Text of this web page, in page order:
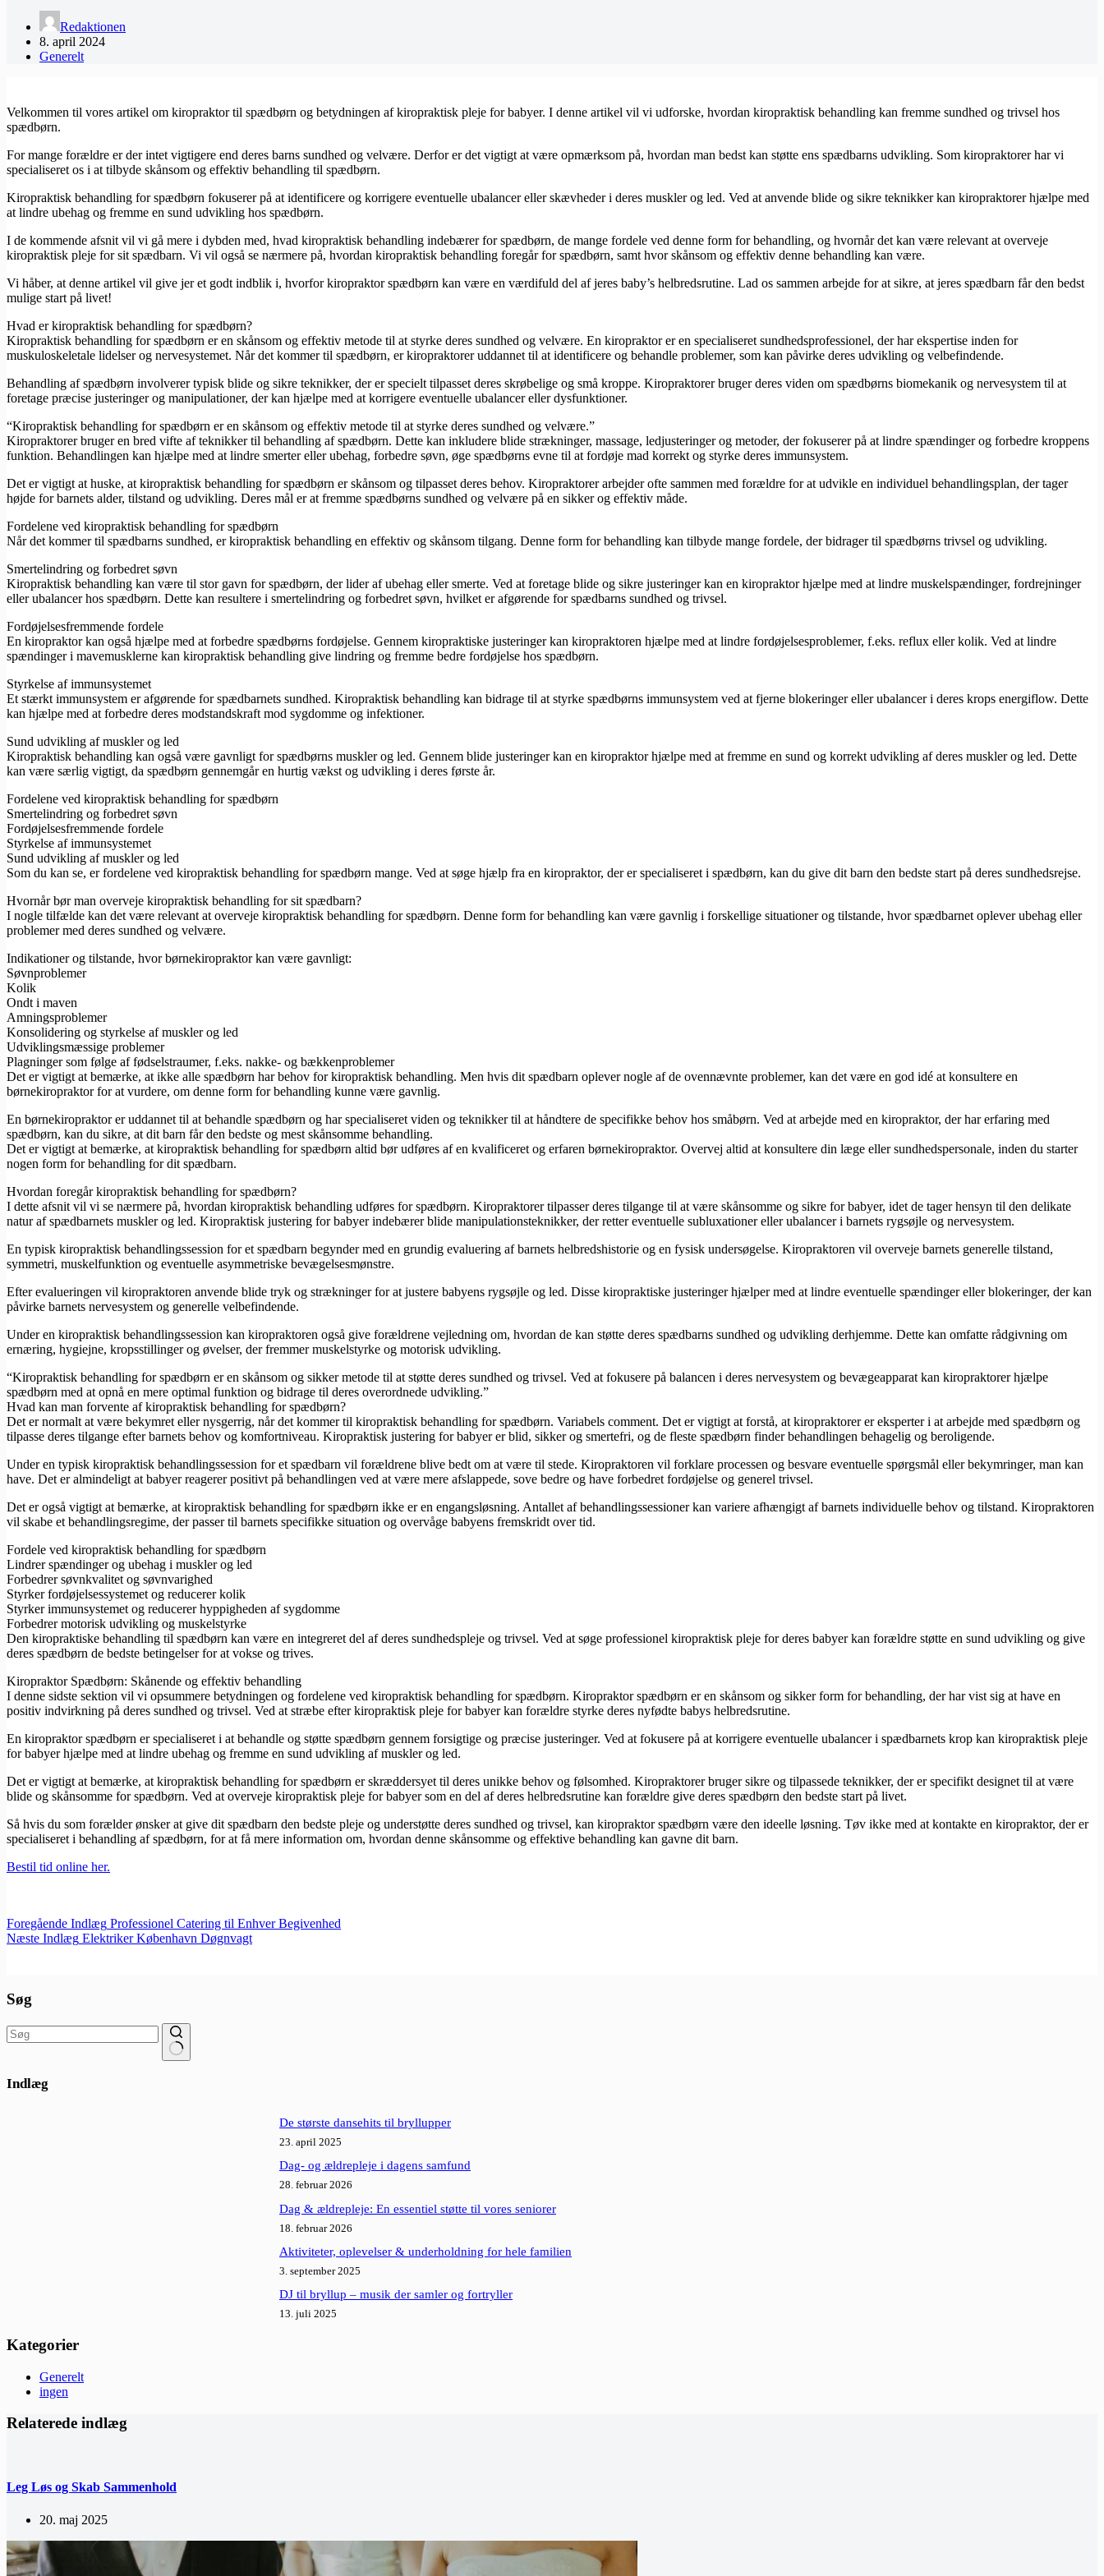
Redaktionen
8. april 2024
Generelt
Velkommen til vores artikel om kiropraktor til spædbørn og betydningen af kiropraktisk pleje for babyer. I denne artikel vil vi udforske, hvordan kiropraktisk behandling kan fremme sundhed og trivsel hos
spædbørn.
For mange forældre er der intet vigtigere end deres barns sundhed og velvære. Derfor er det vigtigt at være opmærksom på, hvordan man bedst kan støtte ens spædbarns udvikling. Som kiropraktorer har vi
specialiseret os i at tilbyde skånsom og effektiv behandling til spædbørn.
Kiropraktisk behandling for spædbørn fokuserer på at identificere og korrigere eventuelle ubalancer eller skævheder i deres muskler og led. Ved at anvende blide og sikre teknikker kan kiropraktorer hjælpe med
at lindre ubehag og fremme en sund udvikling hos spædbørn.
I de kommende afsnit vil vi gå mere i dybden med, hvad kiropraktisk behandling indebærer for spædbørn, de mange fordele ved denne form for behandling, og hvornår det kan være relevant at overveje
kiropraktisk pleje for sit spædbarn. Vi vil også se nærmere på, hvordan kiropraktisk behandling foregår for spædbørn, samt hvor skånsom og effektiv denne behandling kan være.
Vi håber, at denne artikel vil give jer et godt indblik i, hvorfor kiropraktor spædbørn kan være en værdifuld del af jeres baby’s helbredsrutine. Lad os sammen arbejde for at sikre, at jeres spædbarn får den bedst
mulige start på livet!
Hvad er kiropraktisk behandling for spædbørn?
Kiropraktisk behandling for spædbørn er en skånsom og effektiv metode til at styrke deres sundhed og velvære. En kiropraktor er en specialiseret sundhedsprofessionel, der har ekspertise inden for
muskuloskeletale lidelser og nervesystemet. Når det kommer til spædbørn, er kiropraktorer uddannet til at identificere og behandle problemer, som kan påvirke deres udvikling og velbefindende.
Behandling af spædbørn involverer typisk blide og sikre teknikker, der er specielt tilpasset deres skrøbelige og små kroppe. Kiropraktorer bruger deres viden om spædbørns biomekanik og nervesystem til at
foretage præcise justeringer og manipulationer, der kan hjælpe med at korrigere eventuelle ubalancer eller dysfunktioner.
“Kiropraktisk behandling for spædbørn er en skånsom og effektiv metode til at styrke deres sundhed og velvære.”
Kiropraktorer bruger en bred vifte af teknikker til behandling af spædbørn. Dette kan inkludere blide strækninger, massage, ledjusteringer og metoder, der fokuserer på at lindre spændinger og forbedre kroppens
funktion. Behandlingen kan hjælpe med at lindre smerter eller ubehag, forbedre søvn, øge spædbørns evne til at fordøje mad korrekt og styrke deres immunsystem.
Det er vigtigt at huske, at kiropraktisk behandling for spædbørn er skånsom og tilpasset deres behov. Kiropraktorer arbejder ofte sammen med forældre for at udvikle en individuel behandlingsplan, der tager
højde for barnets alder, tilstand og udvikling. Deres mål er at fremme spædbørns sundhed og velvære på en sikker og effektiv måde.
Fordelene ved kiropraktisk behandling for spædbørn
Når det kommer til spædbarns sundhed, er kiropraktisk behandling en effektiv og skånsom tilgang. Denne form for behandling kan tilbyde mange fordele, der bidrager til spædbørns trivsel og udvikling.
Smertelindring og forbedret søvn
Kiropraktisk behandling kan være til stor gavn for spædbørn, der lider af ubehag eller smerte. Ved at foretage blide og sikre justeringer kan en kiropraktor hjælpe med at lindre muskelspændinger, fordrejninger
eller ubalancer hos spædbørn. Dette kan resultere i smertelindring og forbedret søvn, hvilket er afgørende for spædbarns sundhed og trivsel.
Fordøjelsesfremmende fordele
En kiropraktor kan også hjælpe med at forbedre spædbørns fordøjelse. Gennem kiropraktiske justeringer kan kiropraktoren hjælpe med at lindre fordøjelsesproblemer, f.eks. reflux eller kolik. Ved at lindre
spændinger i mavemusklerne kan kiropraktisk behandling give lindring og fremme bedre fordøjelse hos spædbørn.
Styrkelse af immunsystemet
Et stærkt immunsystem er afgørende for spædbarnets sundhed. Kiropraktisk behandling kan bidrage til at styrke spædbørns immunsystem ved at fjerne blokeringer eller ubalancer i deres krops energiflow. Dette
kan hjælpe med at forbedre deres modstandskraft mod sygdomme og infektioner.
Sund udvikling af muskler og led
Kiropraktisk behandling kan også være gavnligt for spædbørns muskler og led. Gennem blide justeringer kan en kiropraktor hjælpe med at fremme en sund og korrekt udvikling af deres muskler og led. Dette
kan være særlig vigtigt, da spædbørn gennemgår en hurtig vækst og udvikling i deres første år.
Fordelene ved kiropraktisk behandling for spædbørn
Smertelindring og forbedret søvn
Fordøjelsesfremmende fordele
Styrkelse af immunsystemet
Sund udvikling af muskler og led
Som du kan se, er fordelene ved kiropraktisk behandling for spædbørn mange. Ved at søge hjælp fra en kiropraktor, der er specialiseret i spædbørn, kan du give dit barn den bedste start på deres sundhedsrejse.
Hvornår bør man overveje kiropraktisk behandling for sit spædbarn?
I nogle tilfælde kan det være relevant at overveje kiropraktisk behandling for spædbørn. Denne form for behandling kan være gavnlig i forskellige situationer og tilstande, hvor spædbarnet oplever ubehag eller
problemer med deres sundhed og velvære.
Indikationer og tilstande, hvor børnekiropraktor kan være gavnligt:
Søvnproblemer
Kolik
Ondt i maven
Amningsproblemer
Konsolidering og styrkelse af muskler og led
Udviklingsmæssige problemer
Plagninger som følge af fødselstraumer, f.eks. nakke- og bækkenproblemer
Det er vigtigt at bemærke, at ikke alle spædbørn har behov for kiropraktisk behandling. Men hvis dit spædbarn oplever nogle af de ovennævnte problemer, kan det være en god idé at konsultere en
børnekiropraktor for at vurdere, om denne form for behandling kunne være gavnlig.
En børnekiropraktor er uddannet til at behandle spædbørn og har specialiseret viden og teknikker til at håndtere de specifikke behov hos småbørn. Ved at arbejde med en kiropraktor, der har erfaring med
spædbørn, kan du sikre, at dit barn får den bedste og mest skånsomme behandling.
Det er vigtigt at bemærke, at kiropraktisk behandling for spædbørn altid bør udføres af en kvalificeret og erfaren børnekiropraktor. Overvej altid at konsultere din læge eller sundhedspersonale, inden du starter
nogen form for behandling for dit spædbarn.
Hvordan foregår kiropraktisk behandling for spædbørn?
I dette afsnit vil vi se nærmere på, hvordan kiropraktisk behandling udføres for spædbørn. Kiropraktorer tilpasser deres tilgange til at være skånsomme og sikre for babyer, idet de tager hensyn til den delikate
natur af spædbarnets muskler og led. Kiropraktisk justering for babyer indebærer blide manipulationsteknikker, der retter eventuelle subluxationer eller ubalancer i barnets rygsøjle og nervesystem.
En typisk kiropraktisk behandlingssession for et spædbarn begynder med en grundig evaluering af barnets helbredshistorie og en fysisk undersøgelse. Kiropraktoren vil overveje barnets generelle tilstand,
symmetri, muskelfunktion og eventuelle asymmetriske bevægelsesmønstre.
Efter evalueringen vil kiropraktoren anvende blide tryk og strækninger for at justere babyens rygsøjle og led. Disse kiropraktiske justeringer hjælper med at lindre eventuelle spændinger eller blokeringer, der kan
påvirke barnets nervesystem og generelle velbefindende.
Under en kiropraktisk behandlingssession kan kiropraktoren også give forældrene vejledning om, hvordan de kan støtte deres spædbarns sundhed og udvikling derhjemme. Dette kan omfatte rådgivning om
ernæring, hygiejne, kropsstillinger og øvelser, der fremmer muskelstyrke og motorisk udvikling.
“Kiropraktisk behandling for spædbørn er en skånsom og sikker metode til at støtte deres sundhed og trivsel. Ved at fokusere på balancen i deres nervesystem og bevægeapparat kan kiropraktorer hjælpe
spædbørn med at opnå en mere optimal funktion og bidrage til deres overordnede udvikling.”
Hvad kan man forvente af kiropraktisk behandling for spædbørn?
Det er normalt at være bekymret eller nysgerrig, når det kommer til kiropraktisk behandling for spædbørn. Variabels comment. Det er vigtigt at forstå, at kiropraktorer er eksperter i at arbejde med spædbørn og
tilpasse deres tilgange efter barnets behov og komfortniveau. Kiropraktisk justering for babyer er blid, sikker og smertefri, og de fleste spædbørn finder behandlingen behagelig og beroligende.
Under en typisk kiropraktisk behandlingssession for et spædbarn vil forældrene blive bedt om at være til stede. Kiropraktoren vil forklare processen og besvare eventuelle spørgsmål eller bekymringer, man kan
have. Det er almindeligt at babyer reagerer positivt på behandlingen ved at være mere afslappede, sove bedre og have forbedret fordøjelse og generel trivsel.
Det er også vigtigt at bemærke, at kiropraktisk behandling for spædbørn ikke er en engangsløsning. Antallet af behandlingssessioner kan variere afhængigt af barnets individuelle behov og tilstand. Kiropraktoren
vil skabe et behandlingsregime, der passer til barnets specifikke situation og overvåge babyens fremskridt over tid.
Fordele ved kiropraktisk behandling for spædbørn
Lindrer spændinger og ubehag i muskler og led
Forbedrer søvnkvalitet og søvnvarighed
Styrker fordøjelsessystemet og reducerer kolik
Styrker immunsystemet og reducerer hyppigheden af sygdomme
Forbedrer motorisk udvikling og muskelstyrke
Den kiropraktiske behandling til spædbørn kan være en integreret del af deres sundhedspleje og trivsel. Ved at søge professionel kiropraktisk pleje for deres babyer kan forældre støtte en sund udvikling og give
deres spædbørn de bedste betingelser for at vokse og trives.
Kiropraktor Spædbørn: Skånende og effektiv behandling
I denne sidste sektion vil vi opsummere betydningen og fordelene ved kiropraktisk behandling for spædbørn. Kiropraktor spædbørn er en skånsom og sikker form for behandling, der har vist sig at have en
positiv indvirkning på deres sundhed og trivsel. Ved at stræbe efter kiropraktisk pleje for babyer kan forældre styrke deres nyfødte babys helbredsrutine.
En kiropraktor spædbørn er specialiseret i at behandle og støtte spædbørn gennem forsigtige og præcise justeringer. Ved at fokusere på at korrigere eventuelle ubalancer i spædbarnets krop kan kiropraktisk pleje
for babyer hjælpe med at lindre ubehag og fremme en sund udvikling af muskler og led.
Det er vigtigt at bemærke, at kiropraktisk behandling for spædbørn er skræddersyet til deres unikke behov og følsomhed. Kiropraktorer bruger sikre og tilpassede teknikker, der er specifikt designet til at være
blide og skånsomme for spædbørn. Ved at overveje kiropraktisk pleje for babyer som en del af deres helbredsrutine kan forældre give deres spædbørn den bedste start på livet.
Så hvis du som forælder ønsker at give dit spædbarn den bedste pleje og understøtte deres sundhed og trivsel, kan kiropraktor spædbørn være den ideelle løsning. Tøv ikke med at kontakte en kiropraktor, der er
specialiseret i behandling af spædbørn, for at få mere information om, hvordan denne skånsomme og effektive behandling kan gavne dit barn.
Bestil tid online her.
Foregående Indlæg Professionel Catering til Enhver Begivenhed
Næste Indlæg Elektriker København Døgnvagt
Søg
resultater
Indlæg
De største dansehits til bryllupper
23. april 2025
Dag- og ældrepleje i dagens samfund
28. februar 2026
Dag & ældrepleje: En essentiel støtte til vores seniorer
18. februar 2026
Aktiviteter, oplevelser & underholdning for hele familien
3. september 2025
DJ til bryllup – musik der samler og fortryller
13. juli 2025
Kategorier
Generelt
ingen
Relaterede indlæg
Leg Løs og Skab Sammenhold
20. maj 2025